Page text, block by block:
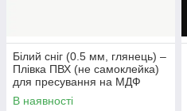
Білий сніг (0.5 мм, глянець) ‒
Плівка ПВХ (не самоклейка)
для пресування на МДФ
В наявності